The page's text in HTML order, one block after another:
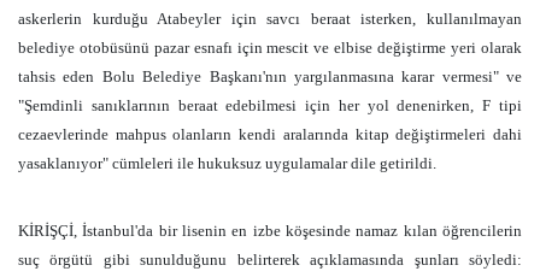
askerlerin kurduğu Atabeyler için savcı beraat isterken, kullanılmayan
belediye otobüsünü pazar esnafı için mescit ve elbise değiştirme yeri olarak
tahsis eden Bolu Belediye Başkanı'nın yargılanmasına karar vermesi" ve
"Şemdinli sanıklarının beraat edebilmesi için her yol denenirken, F tipi
cezaevlerinde mahpus olanların kendi aralarında kitap değiştirmeleri dahi
yasaklanıyor" cümleleri ile hukuksuz uygulamalar dile getirildi.
KİRİŞÇİ, İstanbul'da bir lisenin en izbe köşesinde namaz kılan öğrencilerin
suç örgütü gibi sunulduğunu belirterek açıklamasında şunları söyledi: